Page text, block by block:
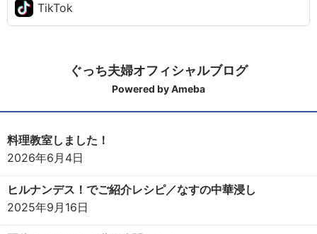
TikTok
ぐっち夫婦オフィシャルブログ
Powered by Ameba
料理教室しました！
2026年6月4日
ヒルナンデス！でご紹介レシピ／なすの中華浸し
2025年9月16日